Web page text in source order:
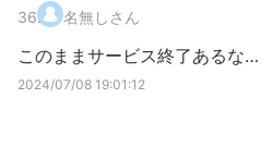
36. 名無しさん
このままサービス終了あるな…
2024/07/08 19:01:12